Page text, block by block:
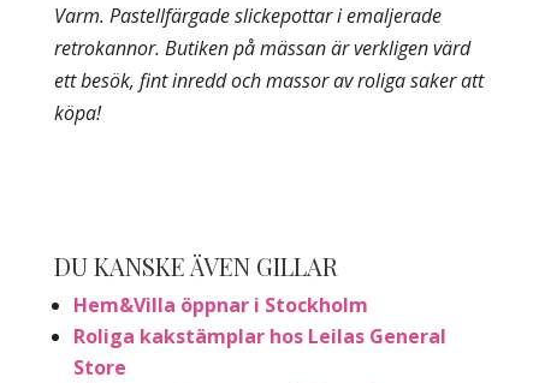
Varm. Pastellfärgade slickepottar iemaljerade
retrokannor. Butiken på mässan är verkligen värd
ett besök, fint inredd och massor av roliga saker att
köpa!
DU KANSKE ÄVEN GILLAR
Hem&Villa öppnar i Stockholm
Roliga kakstämplar hos Leilas General
Store